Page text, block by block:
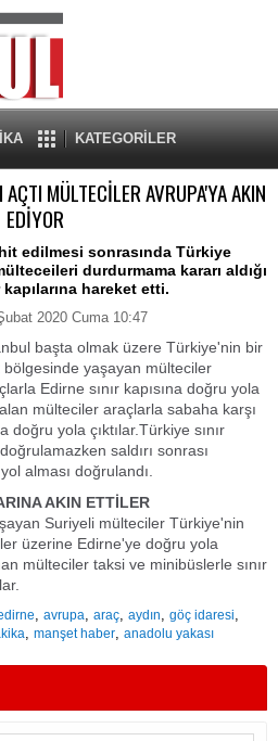
KATEGORİLER
MÜLTECİLER AVRUPA'YA AKIN
EDİYOR
edilmesi sonrasında Türkiye
durdurmama kararı aldığı
hareket etti.
2020 Cuma 10:47
başta olmak üzere Türkiye'nin bir
bölgesinde yaşayan mülteciler
Edirne sınır kapısına doğru yola
mülteciler araçlarla sabaha karşı
doğru yola çıktılar.Türkiye sınır
saldırı sonrası
alması doğrulandı.
AKIN ETTİLER
Suriyeli mülteciler Türkiye'nin
üzerine Edirne'ye doğru yola
mülteciler taksi ve minibüslerle sınır
,avrupa,araç,aydın,göç idaresi,
, manşet haber, anadolu yakası